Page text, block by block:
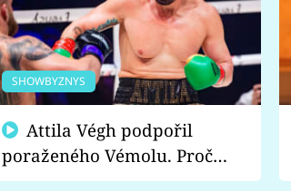
SHOWBYZNYS
poraženého Vémolu. Proč
chce raději zápasit s ním než